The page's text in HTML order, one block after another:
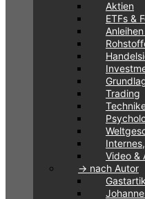
Aktien
ETFs &
Trading
Video &
-> nach Autor